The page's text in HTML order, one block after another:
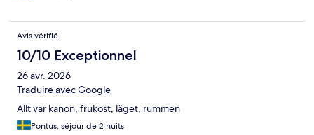
Avis vérifié
10/10 Exceptionnel
26 avr. 2026
Traduire avec Google
Allt var kanon, frukost, läget, rummen
Pontus, séjour de 2 nuits